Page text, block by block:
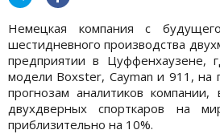
Немецкая компания с
шестидневного производства
предприятии в Цуффенхаузене,
модели Boxster, Cayman и 911, на
прогнозам аналитиков
двухдверных спорткаров на
приблизительно на 10%.